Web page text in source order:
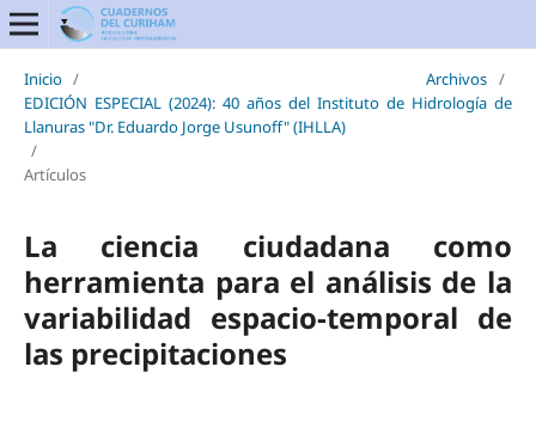
Inicio / Archivos /
EDICIÓN ESPECIAL (2024): 40 años del Instituto de Hidrología de
Llanuras "Dr. Eduardo Jorge Usunoff" (IHLLA)
/
Artículos
La ciencia ciudadana como
herramienta para el análisis de la
variabilidad espacio-temporal de
las precipitaciones